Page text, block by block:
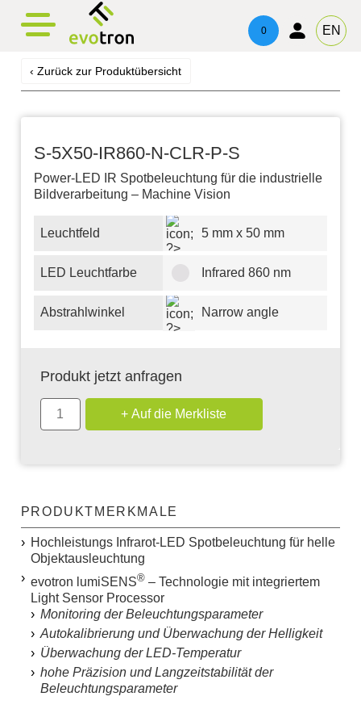
0 EN
‹ Zurück zur Produktübersicht
S-5X50-IR860-N-CLR-P-S
Power-LED IR Spotbeleuchtung für die industrielle
Bildverarbeitung – Machine Vision
Leuchtfeld 5 mm x 50 mm
LED Leuchtfarbe Infrared 860 nm
Abstrahlwinkel Narrow angle
Produkt jetzt anfragen
PRODUKTMERKMALE
Hochleistungs Infrarot-LED Spotbeleuchtung für helle
Objektausleuchtung
evotron lumiSENS®– Technologie mit integriertem
Light Sensor Processor
Monitoring der Beleuchtungsparameter
Autokalibrierung und Überwachung der Helligkeit
Überwachung der LED-Temperatur
hohe Präzision und Langzeitstabilität der
Beleuchtungsparameter
evotronControl
evotronacademy